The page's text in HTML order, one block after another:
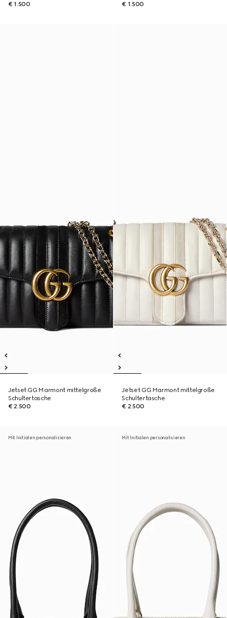
€ 1.500
€ 1.500
Jetset GG Marmont mittelgroße
Schultertasche
€ 2.500
Jetset GG Marmont mittelgroße
Schultertasche
€ 2.500
Mit Initialen personalisieren Mit Initialen personalisieren